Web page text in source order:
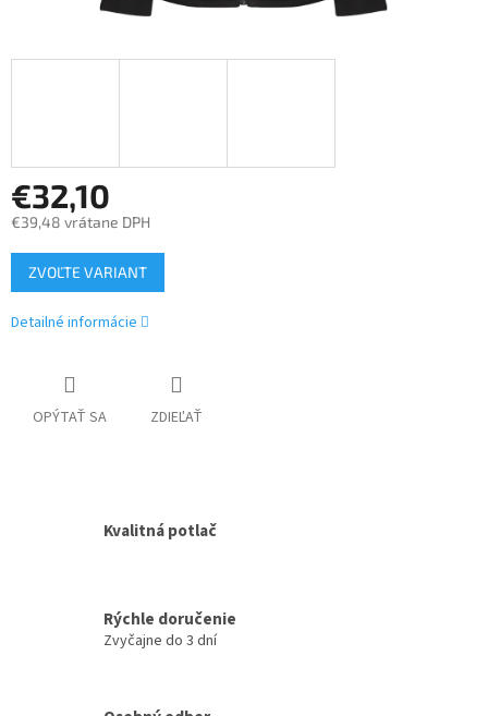
€32,10
€39,48 vrátane DPH
Jednotková
cena:
ZVOĽTE VARIANT
Detailné informácie
OPÝTAŤ SA ZDIEĽAŤ
Kvalitná potlač
Rýchle doručenie
Zvyčajne do 3 dní